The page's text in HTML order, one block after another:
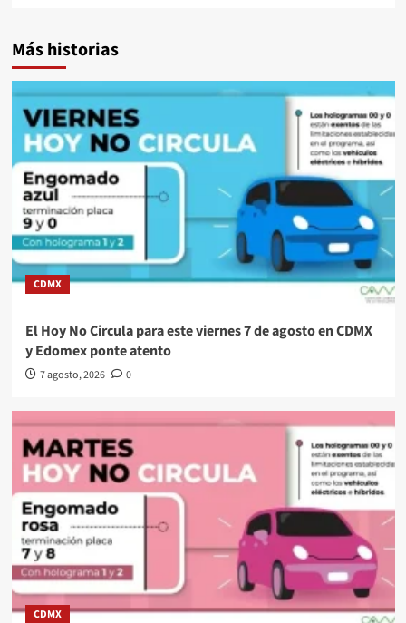
Más historias
CDMX
El Hoy No Circula para este viernes 7 de agosto en CDMX
y Edomex ponte atento
7 agosto, 2026 0
CDMX